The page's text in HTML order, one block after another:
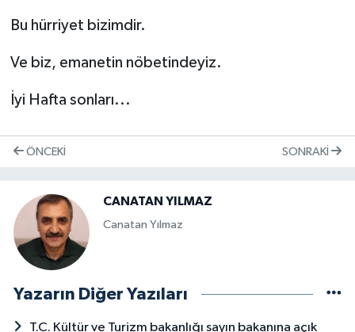
Bu hürriyet bizimdir.
Ve biz, emanetin nöbetindeyiz.
İyi Hafta sonları...
ÖNCEKI SONRAKI
CANATAN YILMAZ
Canatan Yılmaz
Yazarın Diğer Yazıları
T.C. Kültür ve Turizm bakanlığı sayın bakanına açık